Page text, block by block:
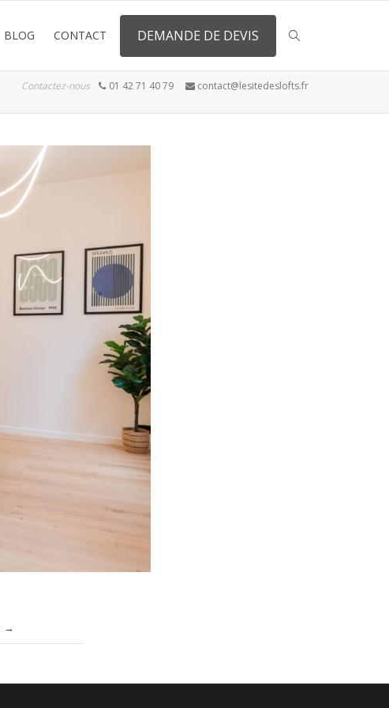
BLOG CONTACT DEMANDE DE DEVIS
Contactez-nous 01 42 71 40 79 contact@lesitedeslofts.fr